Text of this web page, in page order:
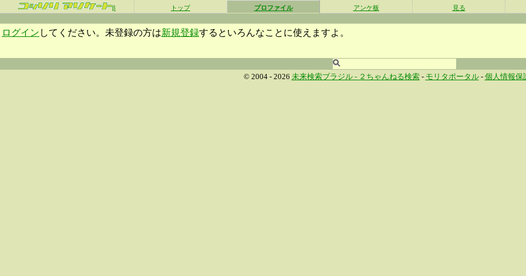
β トップ プロファイル アンケ板 見る
ログイン してください。未登録の方は新規登録するといろんなことに使えますよ。
© 2004 - 2026 未来検索ブラジル - ２ちゃんねる検索- モリタポータル- 個人情報保